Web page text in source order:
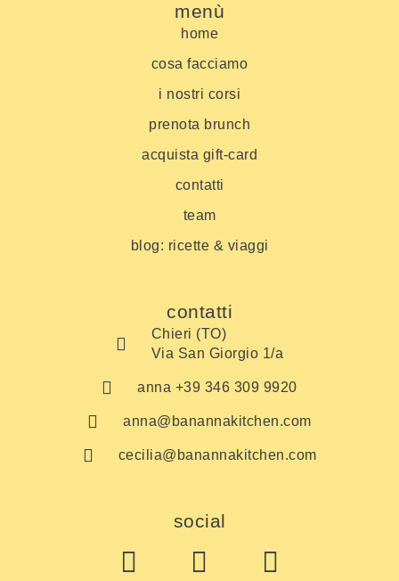
menù
home
cosa facciamo
i nostri corsi
prenota brunch
acquista gift-card
contatti
team
blog: ricette & viaggi
contatti
Chieri (TO)
Via San Giorgio 1/a
anna +39 346 309 9920
anna@banannakitchen.com
cecilia@banannakitchen.com
social